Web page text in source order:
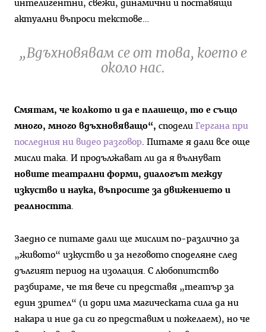
интелигентни, свежи, динамични и поставящи
актуални въпроси текстове…
„Вдъхновявам се от това, което е
около нас.
Смятам, че колкото и да е плашещо, то е също
много, много вдъхновяващо“, сподели Гергана при
последния ни видео разговор . Питаме я дали все още
мисли така. И продължават ли да я вълнуват
новите театрални форми, диалогът между
изкуство и наука, въпросите за движението и
реалността
Заедно се питаме дали ще мислим по-различно за
„живото“ изкуство и за неговото споделяне след
дългият период на изолация. С любопитство
разбираме, че тя вече си представя „театър за
един зрител“ (и дори има магическата сила да ни
накара и ние да си го представим и пожелаем), но че